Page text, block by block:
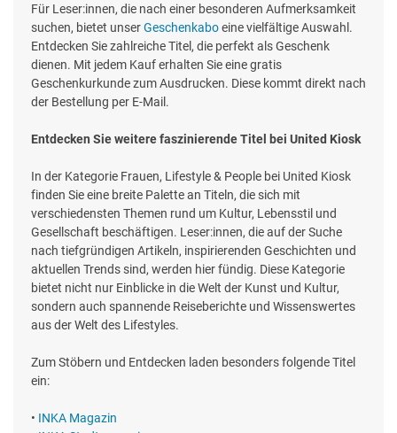
Für Leser:innen, die nach einer besonderen Aufmerksamkeit
suchen, bietet unserGeschenkaboeine vielfältige Auswahl.
Entdecken Sie zahlreiche Titel, die perfekt als Geschenk
dienen. Mit jedem Kauf erhalten Sie eine gratis
Geschenkurkunde zum Ausdrucken. Diese kommt direkt nach
der Bestellung per E-Mail.
Entdecken Sie weitere faszinierende Titel bei United Kiosk
In der Kategorie Frauen, Lifestyle & People bei United Kiosk
finden Sie eine breite Palette an Titeln, die sich mit
verschiedensten Themen rund um Kultur, Lebensstil und
Gesellschaft beschäftigen. Leser:innen, die auf der Suche
nach tiefgründigen Artikeln, inspirierenden Geschichten und
aktuellen Trends sind, werden hier fündig. Diese Kategorie
bietet nicht nur Einblicke in die Welt der Kunst und Kultur,
sondern auch spannende Reiseberichte und Wissenswertes
aus der Welt des Lifestyles.
Zum Stöbern und Entdecken laden besonders folgende Titel
ein:
• INKA Magazin